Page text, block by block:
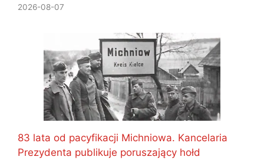
2026-08-07
83 lata od pacyfikacji Michniowa. Kancelaria
Prezydenta publikuje poruszający hołd